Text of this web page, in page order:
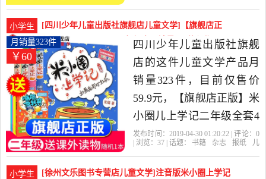
课外图书籍排行榜是2019
年新华文轩网络书店精选
书籍,杂志,报纸当中性价比
很高的儿童文学，由江苏
无锡发货。
小学生
[四川少年儿童出版社旗舰店儿童文学]【旗舰店正
版】米小圈儿上学记二年级全月销量323件仅售59.9元
￥60
月销量323件
四川少年儿童出版社旗舰
店的这件儿童文学产品月
销量323件，目前仅售价
59.9元，【旗舰店正版】米
小圈儿上学记二年级全套4
册注音版适合小学生一三
童读物带拼音爆笑漫画书
发布时间：2019-04-30 01:20:22 | 评论： 0
| 浏览： 37 | 话题： 书籍 杂志 报纸
儿
小学生
[徐州文乐图书专营店儿童文学]注音版米小圈上学记